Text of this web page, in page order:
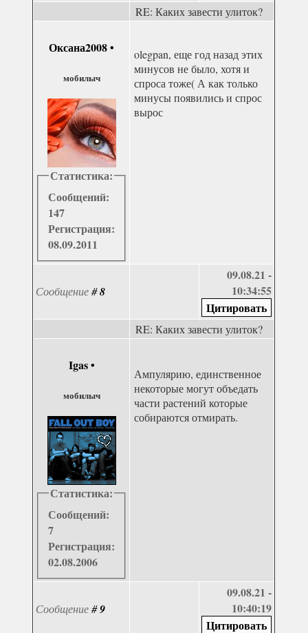
RE: Каких завести улиток?
Оксана2008•
мобилыч
Статистика:
Сообщений:
147
Регистрация:
08.09.2011
olegpan, еще год назад этих
минусов не было, хотя и
спроса тоже( А как только
минусы появились и спрос
вырос
Сообщение#8
09.08.21 -
10:34:55
RE: Каких завести улиток?
Igas•
мобилыч
Статистика:
Сообщений:
7
Регистрация:
02.08.2006
Ампулярию, единственное
некоторые могут объедать
части растений которые
собираются отмирать.
Сообщение#9
09.08.21 -
10:40:19